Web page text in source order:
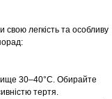
свою легкість та особливу
30–40°С. Обирайте
тертя.